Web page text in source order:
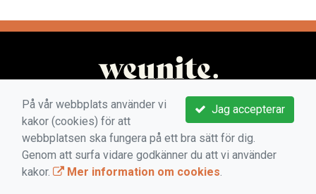
Jag accepterar
På vår webbplats använder vi
kakor (cookies) för att
webbplatsen ska fungera på ett bra sätt för dig.
Genom att surfa vidare godkänner du att vi använder
kakor.
Mer information om cookies.